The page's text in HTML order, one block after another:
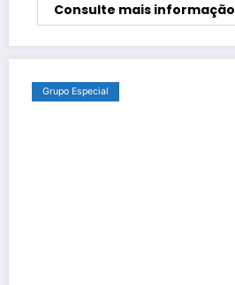
Consulte mais informação
Grupo Especial